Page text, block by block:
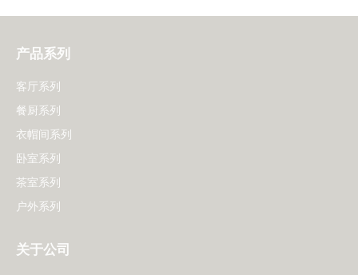
产品系列
客厅系列
餐厨系列
衣帽间系列
卧室系列
茶室系列
户外系列
关于公司